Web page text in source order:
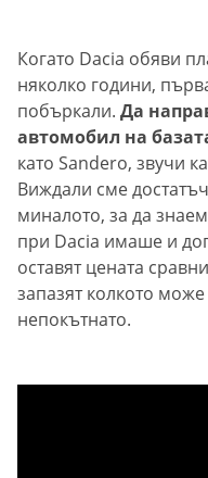
Когато Dacia обяви
няколко години,
побъркали. Да
автомобил на
като Sandero, звучи
Виждали сме
миналото, за да
при Dacia имаше и
оставят цената
запазят колкото
непокътнато.